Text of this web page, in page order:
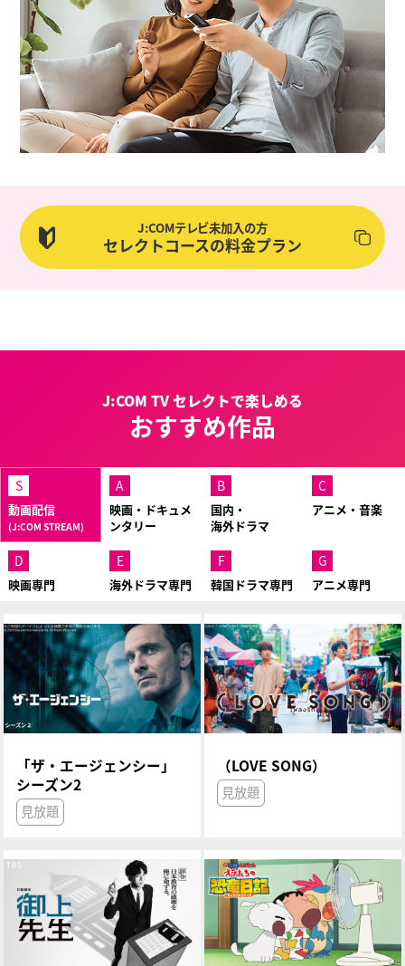
J:COMテレビ未加入の方
セレクトコースの料金プラン
J:COM TV セレクトで楽しめる
おすすめ作品
S
動画配信
(J:COM STREAM)
A
映画・ドキュメ
ンタリー
B
国内・
海外ドラマ
C
アニメ・音楽
D
映画専門
E
海外ドラマ専門
F
韓国ドラマ専門
G
アニメ専門
「ザ・エージェンシー」
シーズン2
見放題
（LOVE SONG）
見放題